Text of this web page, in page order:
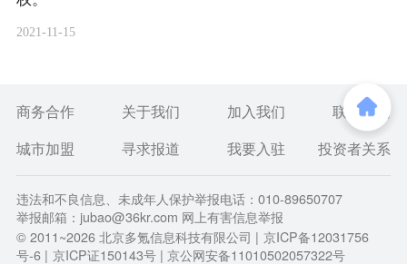
2021-11-15
商务合作 关于我们 加入我们
联系我们
城市加盟
寻求报道 我要入驻 投资者关系
违法和不良信息、未成年人保护举报电话：010-89650707
举报邮箱：jubao@36kr.com 网上有害信息举报
© 2011~2026北京多氪信息科技有限公司 | 京ICP备12031756
号-6 | 京ICP证150143号 | 京公网安备11010502057322号